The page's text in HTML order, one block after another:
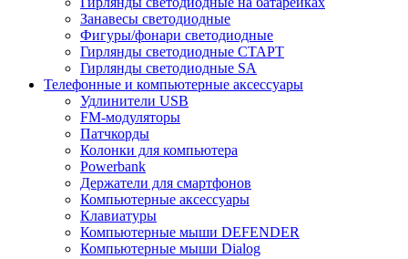
Занавесы светодиодные
Фигуры/фонари светодиодные
Гирлянды светодиодные CТАРТ
Гирлянды светодиодные SA
Телефонные и компьютерные аксессуары
Удлинители USB
FM-модуляторы
Патчкорды
Колонки для компьютера
Powerbank
Держатели для смартфонов
Компьютерные аксессуары
Клавиатуры
Компьютерные мыши DEFENDER
Компьютерные мыши Dialog